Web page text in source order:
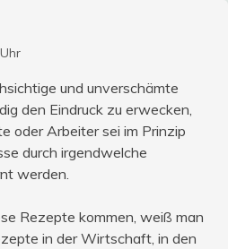
und unverschämte
den Eindruck zu erwecken,
oder Arbeiter sei im Prinzip
durch irgendwelche
werden.
Rezepte kommen, weiß man
in der Wirtschaft, in den